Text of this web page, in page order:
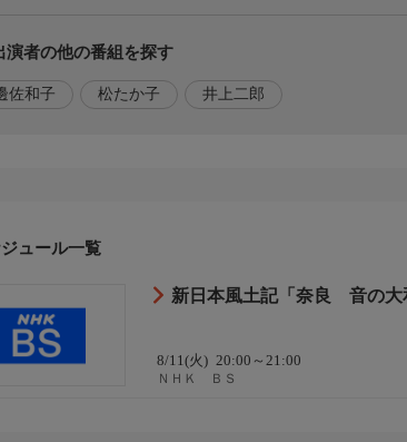
演者の他の番組を探す
佐和子 松たか子 井上二郎
ュール一覧
新日本風土記「奈良 音の大
8/11(火) 20:00～21:00
ＮＨＫ ＢＳ